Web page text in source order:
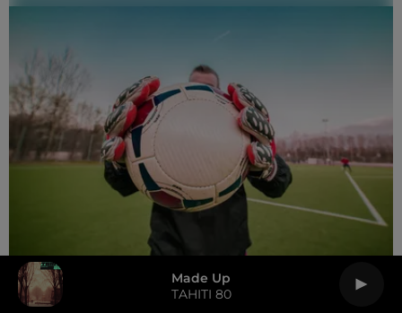
Made Up
TAHITI 80
6h12